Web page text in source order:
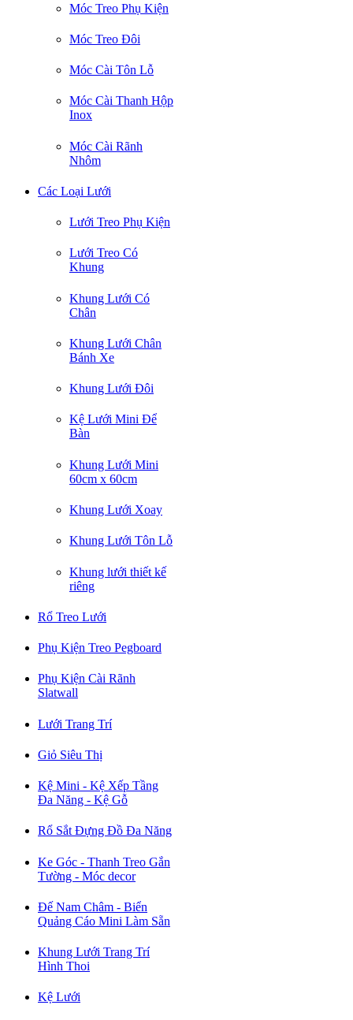
Móc Treo Phụ Kiện
Móc Treo Đôi
Móc Cài Tôn Lỗ
Móc Cài Thanh Hộp
Inox
Móc Cài Rãnh
Nhôm
Các Loại Lưới
Lưới Treo Phụ Kiện
Lưới Treo Có
Khung
Khung Lưới Có
Chân
Khung Lưới Chân
Bánh Xe
Khung Lưới Đôi
Kệ Lưới Mini Để
Bàn
Khung Lưới Mini
60cm x 60cm
Khung Lưới Xoay
Khung Lưới Tôn Lỗ
Khung lưới thiết kế
riêng
Rổ Treo Lưới
Phụ Kiện Treo Pegboard
Phụ Kiện Cài Rãnh
Slatwall
Lưới Trang Trí
Giỏ Siêu Thị
Kệ Mini - Kệ Xếp Tầng
Đa Năng - Kệ Gỗ
Rổ Sắt Đựng Đồ Đa Năng
Ke Góc - Thanh Treo Gắn
Tường - Móc decor
Đế Nam Châm - Biển
Quảng Cáo Mini Làm Sẵn
Khung Lưới Trang Trí
Hình Thoi
Kệ Lưới